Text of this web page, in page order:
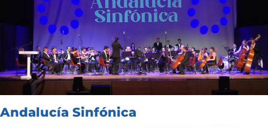
Andalucía Sinfónica